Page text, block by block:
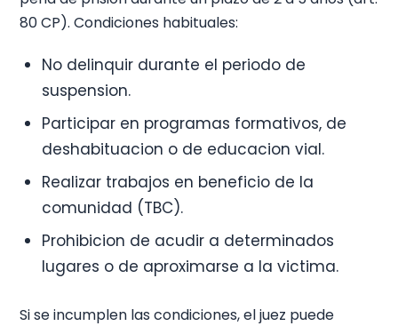
80 CP). Condiciones habituales:
No delinquir durante el periodo de
suspension.
Participar en programas formativos, de
deshabituacion o de educacion vial.
Realizar trabajos en beneficio de la
comunidad (TBC).
Prohibicion de acudir a determinados
lugares o de aproximarse a la victima.
Si se incumplen las condiciones, el juez puede